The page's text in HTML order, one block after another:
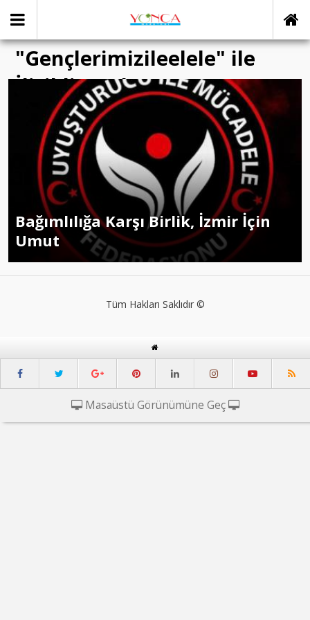
"Gençlerimizileelele" ile
İlişikli yazılar
Bağımlılığa Karşı Birlik, İzmir İçin
Umut
Tüm Hakları Saklıdır ©
Masaüstü Görünümüne Geç